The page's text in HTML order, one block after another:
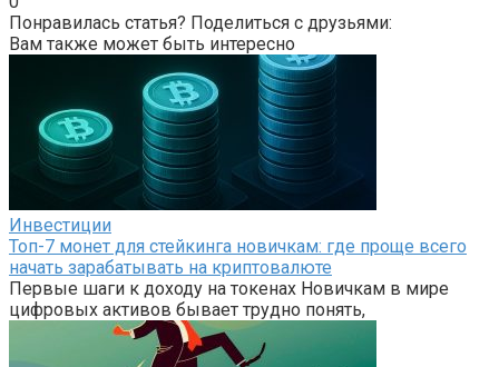
Понравилась статья? Поделиться с друзьями:
Вам также может быть интересно
Инвестиции
Топ-7 монет для стейкинга новичкам: где проще всего
начать зарабатывать на криптовалюте
Первые шаги к доходу на токенах Новичкам в мире
цифровых активов бывает трудно понять,